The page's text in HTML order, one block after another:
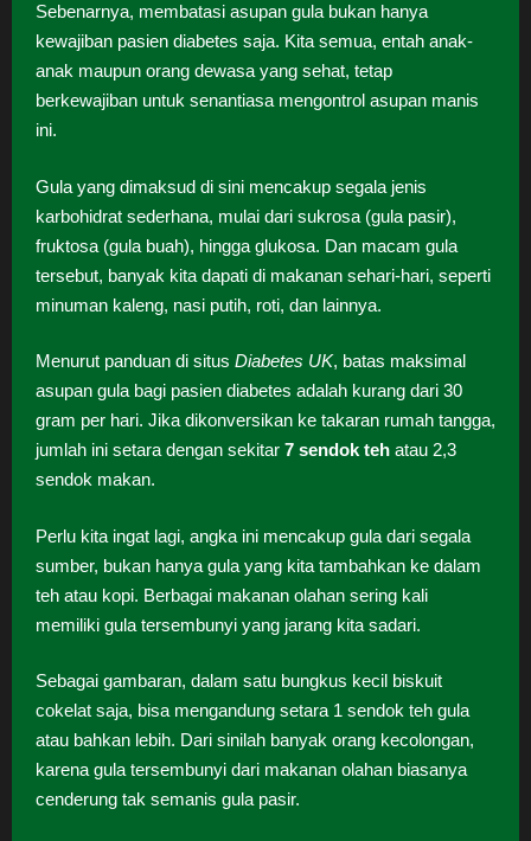
Sebenarnya, membatasi asupan gula bukan hanya
kewajiban pasien diabetes saja. Kita semua, entah anak-
anak maupun orang dewasa yang sehat, tetap
berkewajiban untuk senantiasa mengontrol asupan manis
ini.
Gula yang dimaksud di sini mencakup segala jenis
karbohidrat sederhana, mulai dari sukrosa (gula pasir),
fruktosa (gula buah), hingga glukosa. Dan macam gula
tersebut, banyak kita dapati di makanan sehari-hari, seperti
minuman kaleng, nasi putih, roti, dan lainnya.
Menurut panduan di situs Diabetes UK, batas maksimal
asupan gula bagi pasien diabetes adalah kurang dari 30
gram per hari. Jika dikonversikan ke takaran rumah tangga,
jumlah ini setara dengan sekitar 7 sendok teh atau 2,3
sendok makan.
Perlu kita ingat lagi, angka ini mencakup gula dari segala
sumber, bukan hanya gula yang kita tambahkan ke dalam
teh atau kopi. Berbagai makanan olahan sering kali
memiliki gula tersembunyi yang jarang kita sadari.
Sebagai gambaran, dalam satu bungkus kecil biskuit
cokelat saja, bisa mengandung setara 1 sendok teh gula
atau bahkan lebih. Dari sinilah banyak orang kecolongan,
karena gula tersembunyi dari makanan olahan biasanya
cenderung tak semanis gula pasir.